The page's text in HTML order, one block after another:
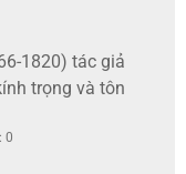
1820) tác giả
trọng và tôn
0